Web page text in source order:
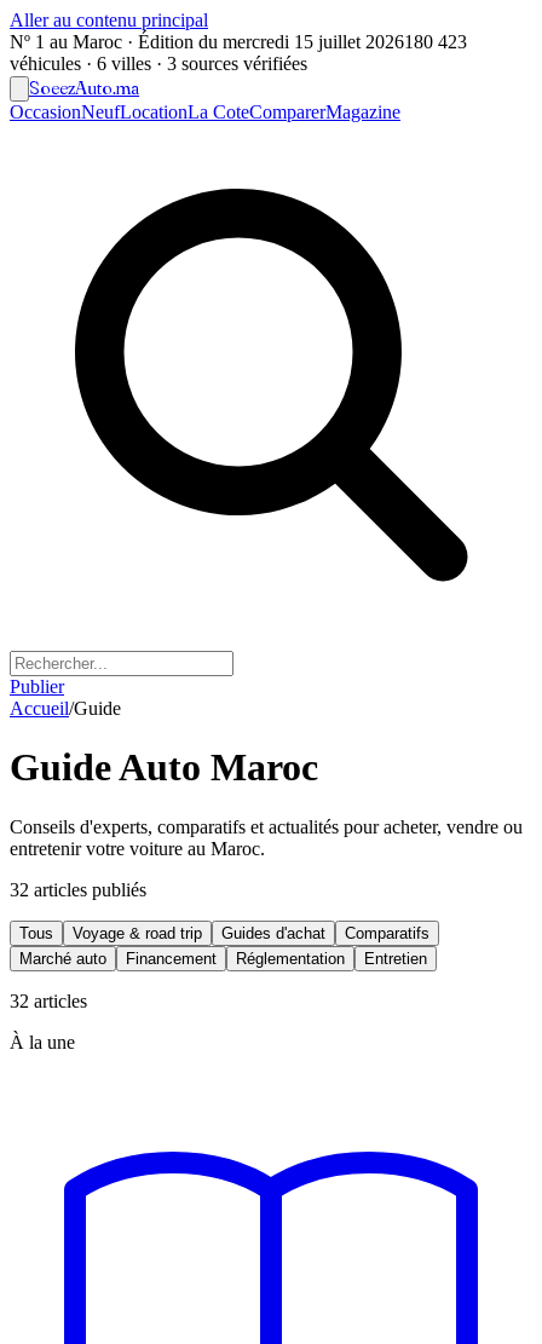
Aller au contenu principal
Nº 1 au Maroc · Édition du mercredi 15 juillet 2026180 423
véhicules · 6 villes · 3 sources vérifiées
SoeezAuto.ma
OccasionNeufLocationLa CoteComparerMagazine
Publier
Accueil/Guide
Guide Auto Maroc
Conseils d'experts, comparatifs et actualités pour acheter, vendre ou
entretenir votre voiture au Maroc.
32 articles publiés
Tous Voyage & road trip Guides d'achat
Comparatifs
Marché auto
Financement Réglementation Entretien
32 articles
À la une